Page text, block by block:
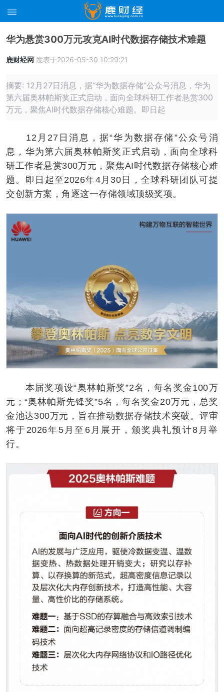
华为悬赏300万元攻克AI时代数据存储技术难题
鹿财经网 发表于2026-05-30 10:29:21
摘要: 12月27日消息，据“华为数据存储”公众号消息，华为
第六届奥林帕斯奖正式启动，面向全球科研工作者悬赏300
万元，聚焦AI时代数据存储核心难题。即日起
12月27日消息，据“华为数据存储”公众号消
息，华为第六届奥林帕斯奖正式启动，面向全球科
研工作者悬赏300万元，聚焦AI时代数据存储核心难
题。即日起至2026年4月30日，全球科研团队可提
交创新方案，角逐这一存储领域顶级奖项。
本届奖项设“奥林帕斯奖”2名，每名奖金100万
元；“奥林帕斯先锋奖”5名，每名奖金20万元，总奖
金池达300万元，旨在推动数据存储技术突破。评审
将于2026年5月至6月展开，颁奖典礼预计8月举
行。